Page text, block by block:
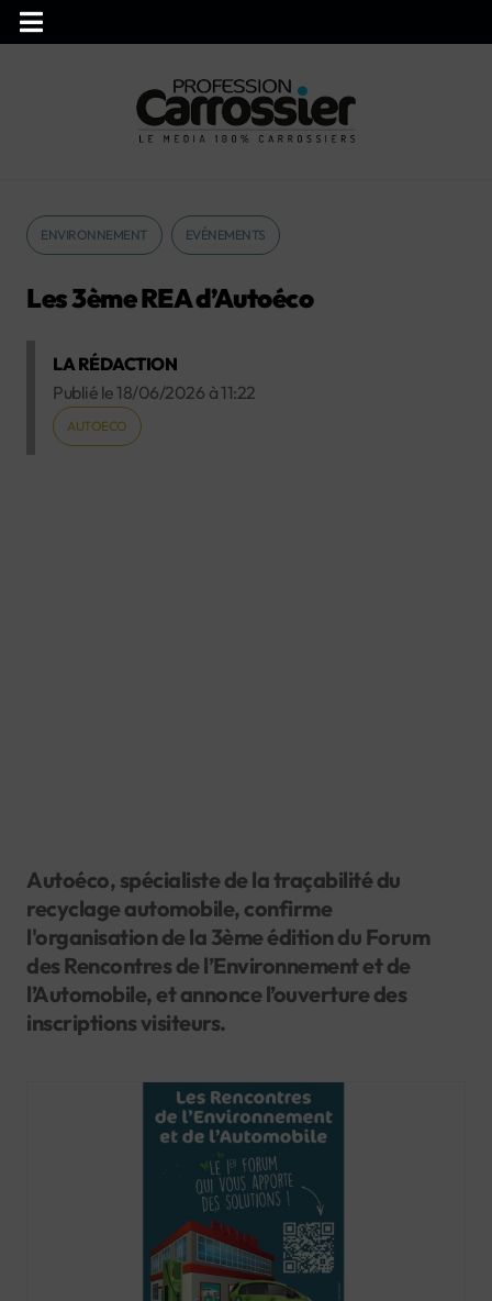
ENVIRONNEMENT EVÉNEMENTS
Les 3ème REA d’Autoéco
LA RÉDACTION
Publié le 18/06/2026 à 11:22
AUTOECO
Autoéco, spécialiste de la traçabilité du
recyclage automobile, confirme
l'organisation de la 3ème édition du Forum
des Rencontres de l’Environnement et de
l’Automobile, et annonce l’ouverture des
inscriptions visiteurs.